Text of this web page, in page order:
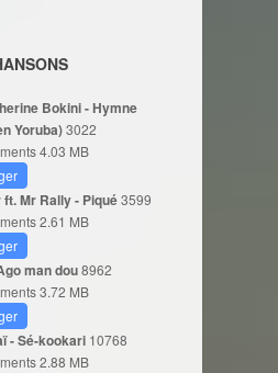
Bokini - Hymne
Yoruba)3022
4.03 MB
Mr Rally - Piqué3599
2.61 MB
man dou8962
3.72 MB
- Sé-kookari 10768
2.88 MB